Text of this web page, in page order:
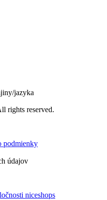
jazyka
rights reserved.
podmienky
údajov
niceshops